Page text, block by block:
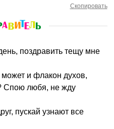
Скопировать
может и флакон духов,
Спою любя, не жду
пускай узнают все